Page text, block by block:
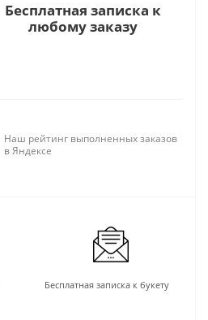
Бесплатная записка к
любому заказу
Наш рейтинг выполненных заказов
в Яндексе
Бесплатная записка к букету